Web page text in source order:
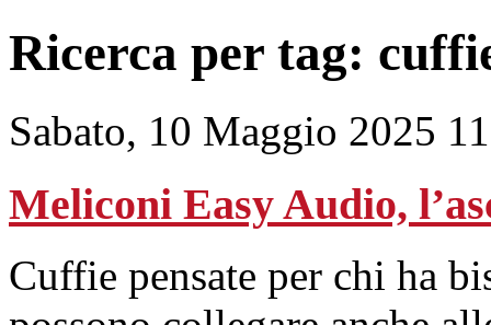
Ricerca per tag:
Sabato, 10 Maggio 2025
Meliconi Easy Audio,
Cuffie pensate per chi ha